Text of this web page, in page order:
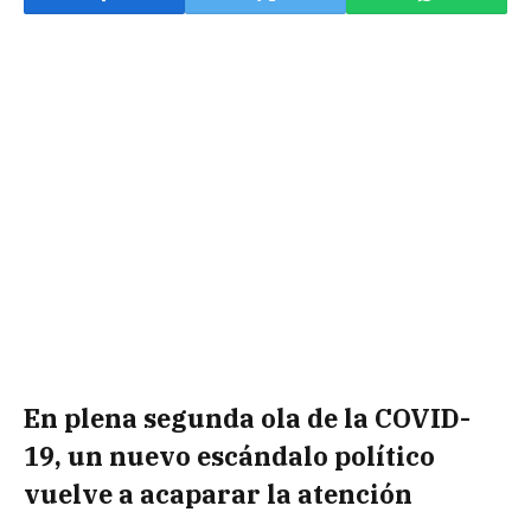
En plena segunda ola de la COVID-
19, un nuevo escándalo político
vuelve a acaparar la atención